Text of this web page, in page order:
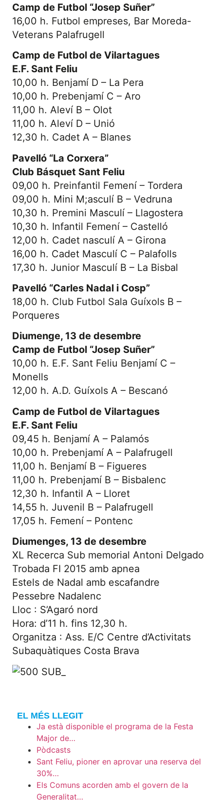
Camp de Futbol “Josep Suñer”
16,00 h. Futbol empreses, Bar Moreda-
Veterans Palafrugell
Camp de Futbol de Vilartagues
E.F. Sant Feliu
10,00 h. Benjamí D – La Pera
10,00 h. Prebenjamí C – Aro
11,00 h. Aleví B – Olot
11,00 h. Aleví D – Unió
12,30 h. Cadet A – Blanes
Pavelló “La Corxera”
Club Básquet Sant Feliu
09,00 h. Preinfantil Femení – Tordera
09,00 h. Mini M;asculí B – Vedruna
10,30 h. Premini Masculí – Llagostera
10,30 h. Infantil Femení – Castelló
12,00 h. Cadet nasculí A – Girona
16,00 h. Cadet Masculí C – Palafolls
17,30 h. Junior Masculí B – La Bisbal
Pavelló “Carles Nadal i Cosp”
18,00 h. Club Futbol Sala Guíxols B –
Porqueres
Diumenge, 13 de desembre
Camp de Futbol “Josep Suñer”
10,00 h. E.F. Sant Feliu Benjamí C –
Monells
12,00 h. A.D. Guíxols A – Bescanó
Camp de Futbol de Vilartagues
E.F. Sant Feliu
09,45 h. Benjamí A – Palamós
10,00 h. Prebenjamí A – Palafrugell
11,00 h. Benjamí B – Figueres
11,00 h. Prebenjamí B – Bisbalenc
12,30 h. Infantil A – Lloret
14,55 h. Juvenil B – Palafrugell
17,05 h. Femení – Pontenc
Diumenges, 13 de desembre
XL Recerca Sub memorial Antoni Delgado
Trobada FI 2015 amb apnea
Estels de Nadal amb escafandre
Pessebre Nadalenc
Lloc : S’Agaró nord
Hora: d’11 h. fins 12,30 h.
Organitza : Ass. E/C Centre d’Activitats
Subaquàtiques Costa Brava
EL MÉS LLEGIT
Ja està disponible el programa de la Festa
Major de…
Pòdcasts
Sant Feliu, pioner en aprovar una reserva del
30%…
Els Comuns acorden amb el govern de la
Generalitat…